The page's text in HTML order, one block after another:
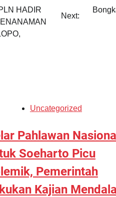
HADIR
Next:
Uncategorized
Pahlawan Nasional
Soeharto Picu
Pemerintah
Kajian